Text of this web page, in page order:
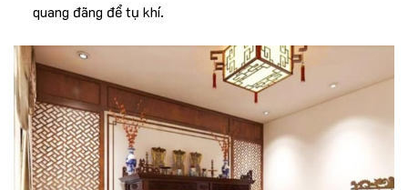
quang đãng để tụ khí.